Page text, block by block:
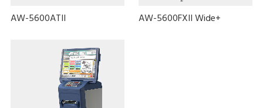
AW-5600ATII AW-5600FXII Wide+